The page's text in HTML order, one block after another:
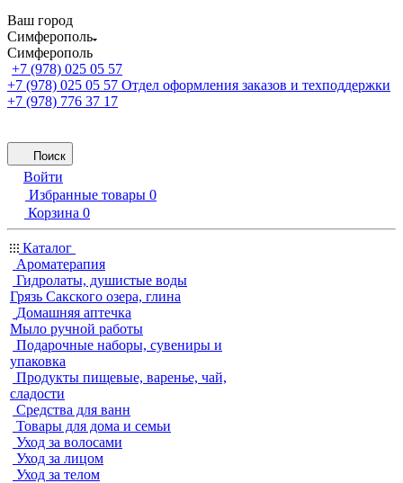
Ваш город
Симферополь
Симферополь
+7 (978) 025 05 57
+7 (978) 025 05 57 Отдел оформления заказов и техподдержки
+7 (978) 776 37 17
Поиск
Войти
Избранные товары 0
Корзина 0
Каталог
Ароматерапия
Гидролаты, душистые воды
Грязь Сакского озера, глина
Домашняя аптечка
Мыло ручной работы
Подарочные наборы, сувениры и
упаковка
Продукты пищевые, варенье, чай,
сладости
Средства для ванн
Товары для дома и семьи
Уход за волосами
Уход за лицом
Уход за телом